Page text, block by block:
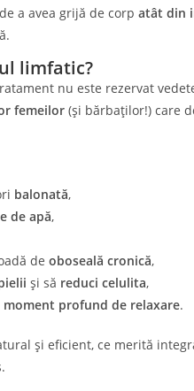
a avea grijă de corp atât din
limfatic?
nu este rezervat
femeilor (și bărbaților!) care
balonată,
de apă,
de oboseală cronică,
și să reduci celulita,
moment profund de relaxare.
și eficient, ce merită